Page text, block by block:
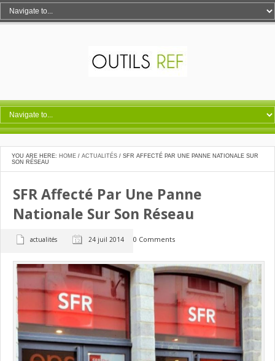
YOU ARE HERE: HOME / ACTUALITÉS / SFR AFFECTÉ PAR UNE PANNE NATIONALE SUR
SON RÉSEAU
SFR Affecté Par Une Panne
Nationale Sur Son Réseau
actualités 24 juil 2014 0 Comments